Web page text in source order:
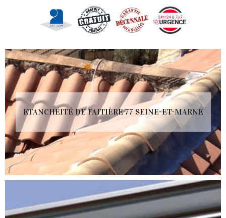
ETANCHÉITÉ DE FAITIÈRE 77 SEINE-ET-MARNE